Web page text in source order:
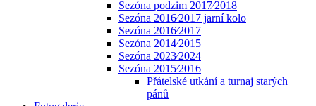
Sezóna podzim 2017⁄2018
Sezóna 2016⁄2017 jarní kolo
Sezóna 2016⁄2017
Sezóna 2014⁄2015
Sezóna 2023⁄2024
Sezóna 2015⁄2016
Přátelské utkání a turnaj starých
pánů